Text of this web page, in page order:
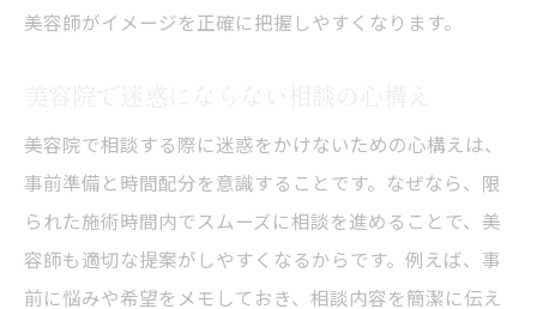
おまかせが安心な美容院の特徴
美容院でおまかせする際の相談ポイント
おまかせ提案で理想を叶える美容院活用法
美容院で迷惑に思われない相談ポイント
美容師がイメージを正確に把握しやすくなります。
美容院で相談する際に迷惑をかけないための心構えは、
事前準備と時間配分を意識することです。なぜなら、限
られた施術時間内でスムーズに相談を進めることで、美
容師も適切な提案がしやすくなるからです。例えば、事
前に悩みや希望をメモしておき、相談内容を簡潔に伝え